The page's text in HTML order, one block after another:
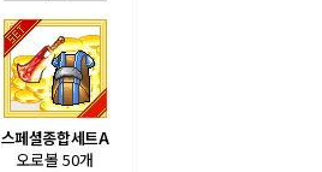
스페셜종합세트A
오로볼 50개